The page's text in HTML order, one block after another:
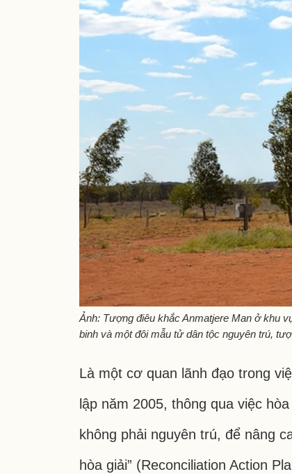
Ảnh: Tượng điêu khắc Anmatjere Man ở khu
binh và một đôi mẫu tử dân tộc nguyên trú,
Là một cơ quan lãnh đạo trong
lập năm 2005, thông qua việc
không phải nguyên trú, để nâng
hòa giải” (Reconciliation Action